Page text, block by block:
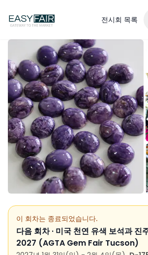
전시회 목록
이 회차는 종료되었습니다.
다음 회차 · 미국 천연 유색 보석과 진
2027 (AGTA Gem Fair Tucson)